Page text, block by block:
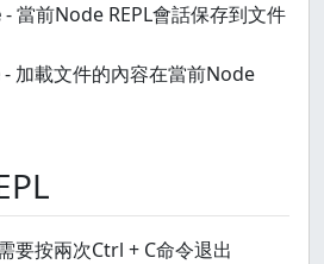
- 當前Node REPL會話保存到文件
- 加載文件的內容在當前Node
要按兩次Ctrl + C命令退出